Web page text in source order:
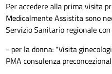
Per accedere alla prima visita
Medicalmente Assistita sono
Servizio Sanitario regionale
- per la donna: "Visita
PMA consulenza